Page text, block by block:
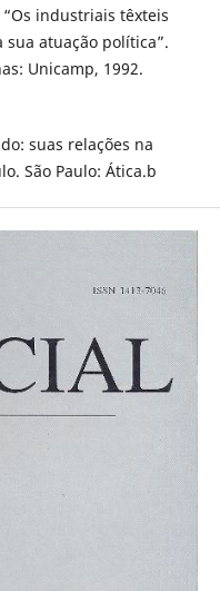
industriais têxteis
sua atuação política”.
Unicamp, 1992.
suas relações na
São Paulo: Ática.b